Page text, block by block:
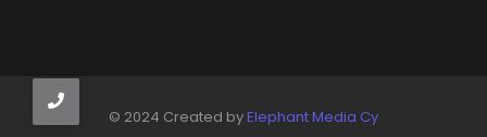
© 2024 Created byElephant Media Cy